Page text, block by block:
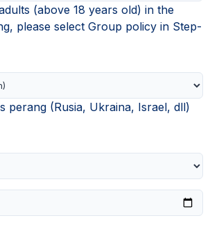
(above 18 years old) in the
please select Group policy in Step-
perang (Rusia, Ukraina, Israel, dll)